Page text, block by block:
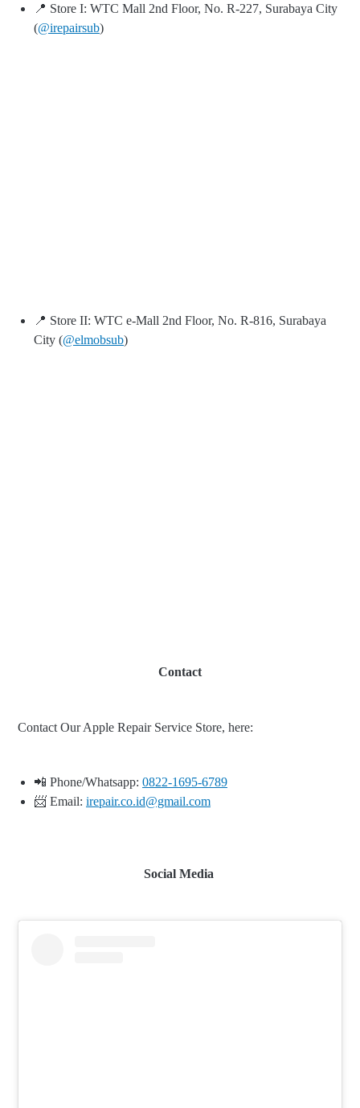
📍 Store I: WTC Mall 2nd Floor, No. R-227, Surabaya City
(@irepairsub)
📍 Store II: WTC e-Mall 2nd Floor, No. R-816, Surabaya
City (@elmobsub)
Contact
Contact Our Apple Repair Service Store, here:
📲 Phone/Whatsapp: 0822-1695-6789
📨 Email: irepair.co.id@gmail.com
Social Media